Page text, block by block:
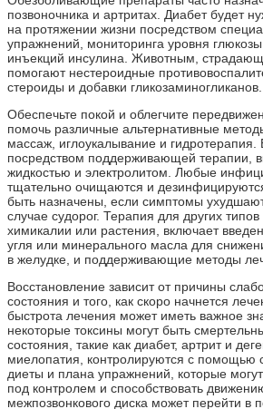
позвоночника и артритах. Диабет будет
на протяжении жизни посредством
упражнений, мониторинга уровня
инъекций инсулина. Животным,
помогают нестероидные
стероиды и добавки гликозаминогликанов.
Обеспечьте покой и облегчите
помочь различные альтернативные
массаж, иглоукалывание и гидротерапия.
посредством поддерживающей терапии,
жидкостью и электролитом. Любые
тщательно очищаются и
быть назначены, если симптомы
случае судорог. Терапия для других
химикалии или растения, включает
угля или минерального масла для
в желудке, и поддерживающие методы
Восстановление зависит от причины
состояния и того, как скоро начнется
быстрота лечения может иметь важное
некоторые токсины могут быть
состояния, такие как диабет, артрит и
миелопатия, контролируются с помощью
диеты и плана упражнений, которые
под контролем и способствовать
межпозвонкового диска может перейти в